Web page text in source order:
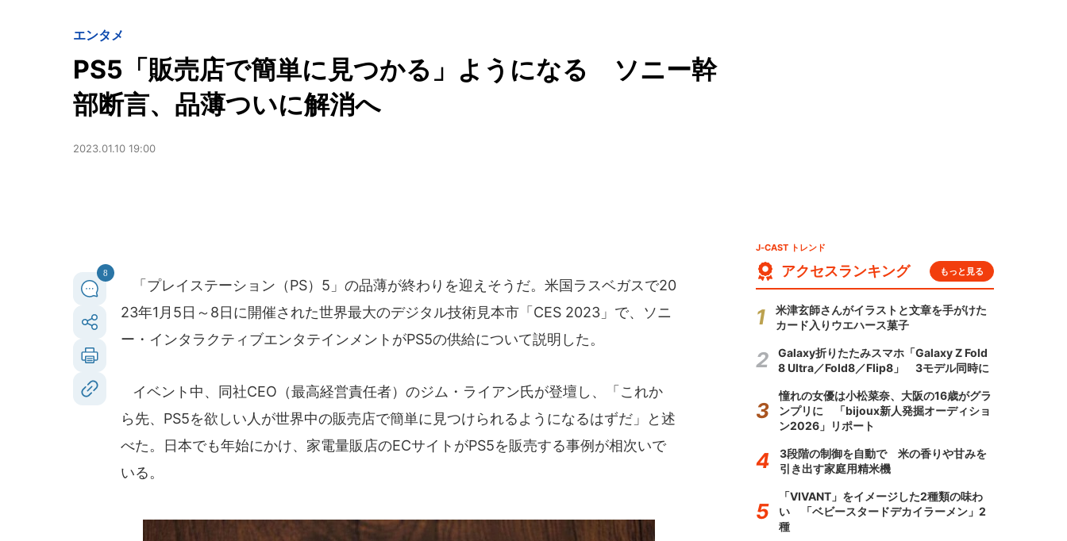
エンタメ
PS5「販売店で簡単に見つかる」ようになる ソニー幹
部断言、品薄ついに解消へ
2023.01.10 19:00
8
「プレイステーション（PS）5」の品薄が終わりを迎えそうだ。米国ラスベガスで20
23年1月5日～8日に開催された世界最大のデジタル技術見本市「CES 2023」で、ソニ
ー・インタラクティブエンタテインメントがPS5の供給について説明した。
イベント中、同社CEO（最高経営責任者）のジム・ライアン氏が登壇し、「これか
ら先、PS5を欲しい人が世界中の販売店で簡単に見つけられるようになるはずだ」と述
べた。日本でも年始にかけ、家電量販店のECサイトがPS5を販売する事例が相次いで
いる。
J-CAST トレンド
アクセスランキング もっと見る
米津玄師さんがイラストと文章を手がけた
カード入りウエハース菓子
Galaxy折りたたみスマホ「Galaxy Z Fold
8 Ultra／Fold8／Flip8」 3モデル同時に
憧れの女優は小松菜奈、大阪の16歳がグラ
ンプリに 「bijoux新人発掘オーディショ
ン2026」リポート
3段階の制御を自動で 米の香りや甘みを
引き出す家庭用精米機
「VIVANT」をイメージした2種類の味わ
い 「ベビースタードデカイラーメン」2
種